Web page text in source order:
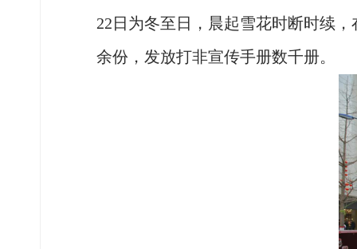
22日为冬至日，晨起雪花时断时续
余份，发放打非宣传手册数千册。